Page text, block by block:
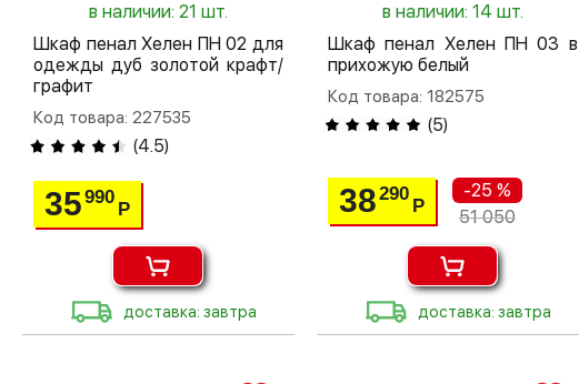
в наличии: 21 шт.
Шкаф пенал Хелен ПН 02 для
одежды дуб золотой крафт/
графит
Код товара: 227535
(4.5)
35990
Р
доставка: завтра
в наличии: 14 шт.
Шкаф пенал Хелен ПН 03 в
прихожую белый
Код товара: 182575
(5)
38290
Р
-25 %
51 050
доставка: завтра